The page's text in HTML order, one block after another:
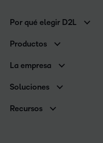
Por qué elegir D2L
Clientes corporativos
Productos
Servicios y asistencia
Asistencia
La empresa
Contactos y ubicaciones
Sala de Prensa
Soluciones
Educación primaria y
Recursos